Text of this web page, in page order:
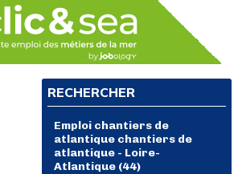
RECHERCHER
Emploi chantiers de
atlantique chantiers de
atlantique - Loire-
Atlantique (44)